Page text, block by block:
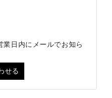
業日内にメールでお知ら
せる